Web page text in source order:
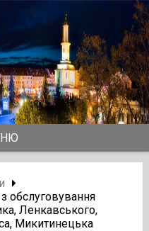
обслуговування
Ленкавського,
Микитинецька